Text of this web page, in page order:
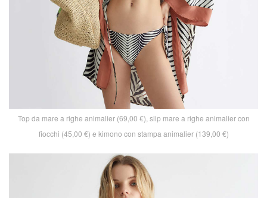
Top da mare a righe animalier (69,00 €), slip mare a righe animalier con
fiocchi (45,00 €) e kimono con stampa animalier (139,00 €)